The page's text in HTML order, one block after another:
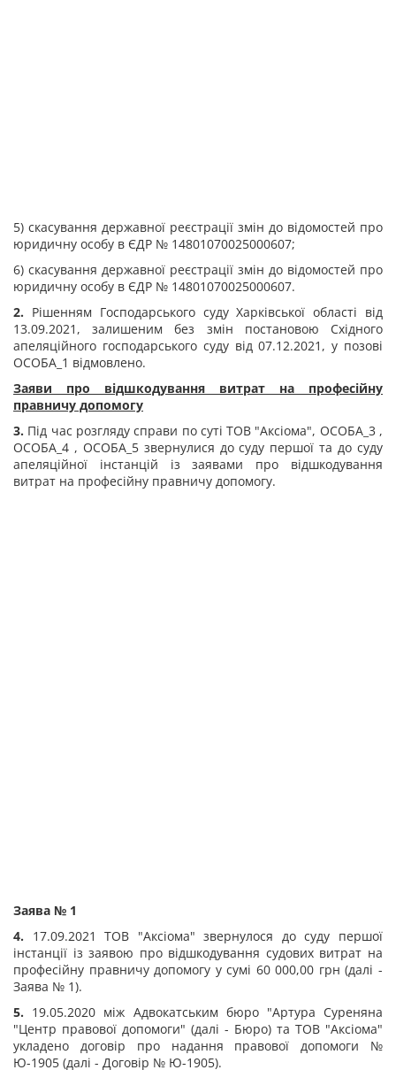
5) скасування державної реєстрації змін до відомостей про
юридичну особу в ЄДР № 14801070025000607;
6) скасування державної реєстрації змін до відомостей про
юридичну особу в ЄДР № 14801070025000607.
2. Рішенням Господарського суду Харківської області від
13.09.2021, залишеним без змін постановою Східного
апеляційного господарського суду від 07.12.2021, у позові
ОСОБА_1 відмовлено.
Заяви про відшкодування витрат на професійну
правничу допомогу
3. Під час розгляду справи по суті ТОВ "Аксіома", ОСОБА_3 ,
ОСОБА_4 , ОСОБА_5 звернулися до суду першої та до суду
апеляційної інстанцій із заявами про відшкодування
витрат на професійну правничу допомогу.
Заява № 1
4. 17.09.2021 ТОВ "Аксіома" звернулося до суду першої
інстанції із заявою про відшкодування судових витрат на
професійну правничу допомогу у сумі 60 000,00 грн (далі -
Заява № 1).
5. 19.05.2020 між Адвокатським бюро "Артура Суреняна
"Центр правової допомоги" (далі - Бюро) та ТОВ "Аксіома"
укладено договір про надання правової допомоги №
Ю-1905 (далі - Договір № Ю-1905).